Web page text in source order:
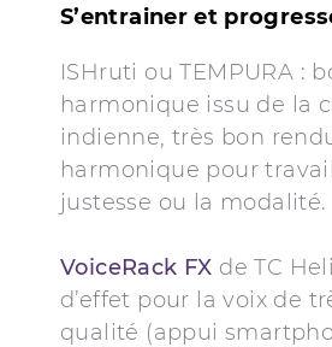
S’entrainer et
ISHruti ou TEMPURA :
harmonique issu de la
indienne, très bon
harmonique pour
justesse ou la modalité.
VoiceRack FX de TC
d’effet pour la voix de
qualité (appui